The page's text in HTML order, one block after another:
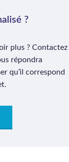
?
plus ? Contactez
répondra
qu’il correspond